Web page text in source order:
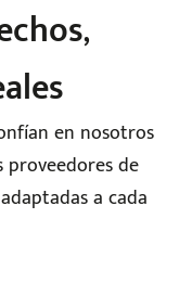
en nosotros
proveedores de
a cada